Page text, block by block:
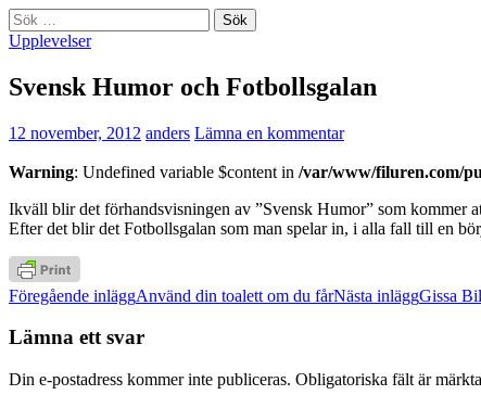
Sök
efter:
Upplevelser
Svensk Humor och Fotbollsgalan
12 november, 2012 anders Lämna en kommentar
Warning: Undefined variable $content in /var/www/filuren.com/
Ikväll blir det förhandsvisningen av ”Svensk Humor” som kommer
Efter det blir det Fotbollsgalan som man spelar in, i alla fall till en
Inläggsnavigering
Föregående inläggAnvänd din toalett om du fårNästa inläggGissa
Lämna ett svar
Din e-postadress kommer inte publiceras. Obligatoriska fält är märkta